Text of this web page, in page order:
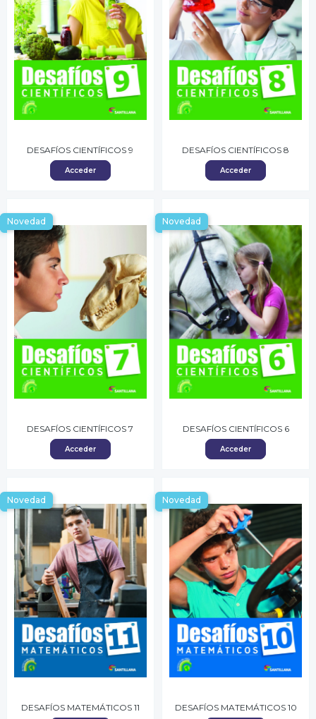
DESAFÍOS CIENTÍFICOS 9
Acceder
DESAFÍOS CIENTÍFICOS 8
Acceder
Novedad
DESAFÍOS CIENTÍFICOS 7
Acceder
Novedad
DESAFÍOS CIENTÍFICOS 6
Acceder
Novedad
DESAFÍOS MATEMÁTICOS 11
Novedad
DESAFÍOS MATEMÁTICOS 10